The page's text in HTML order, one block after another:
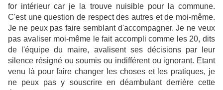
for intérieur car je la trouve nuisible pour la commune.
C'est une question de respect des autres et de moi-même.
Je ne peux pas faire semblant d'accompagner. Je ne veux
pas avaliser moi-même le fait accompli comme les 20, dits
de l'équipe du maire, avalisent ses décisions par leur
silence résigné ou soumis ou indifférent ou ignorant. Etant
venu là pour faire changer les choses et les pratiques, je
ne peux pas y souscrire en déambulant derrière cette